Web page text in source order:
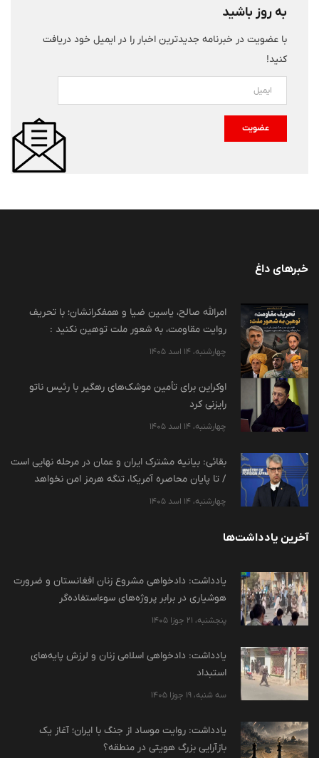
به روز باشید
با عضویت در خبرنامه جدیدترین اخبار را در ایمیل خود دریافت
کنید!
عضویت
خبرهای داغ
امرالله صالح، یاسین ضیا و همفکرانشان؛ با تحریف
روایت مقاومت، به شعور ملت توهین نکنید :
چهارشنبه، 14 اسد 1405
اوکراین برای تأمین موشک‌های رهگیر با رئیس ناتو
رایزنی کرد
چهارشنبه، 14 اسد 1405
بقائی: بیانیه مشترک ایران و عمان در مرحله نهایی است
/ تا پایان محاصره آمریکا، تنگه هرمز امن نخواهد
چهارشنبه، 14 اسد 1405
آخرین یادداشت‌ها
یادداشت: دادخواهی مشروع زنان افغانستان و ضرورت
هوشیاری در برابر پروژه‌های سوءاستفاده‌گر
پنجشنبه، 21 جوزا 1405
یادداشت: دادخواهی اسلامی زنان و لرزش پایه‌های
استبداد
سه شنبه، 19 جوزا 1405
یادداشت: روایت موساد از جنگ با ایران؛ آغاز یک
بازآرایی بزرگ هویتی در منطقه؟